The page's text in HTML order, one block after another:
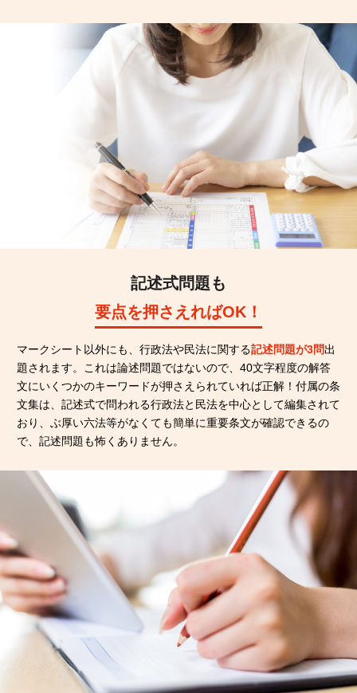
記述式問題も
要点を押さえればOK！
マークシート以外にも、行政法や民法に関する記述問題が3問出
題されます。これは論述問題ではないので、40文字程度の解答
文にいくつかのキーワードが押さえられていれば正解！付属の条
文集は、記述式で問われる行政法と民法を中心として編集されて
おり、ぶ厚い六法等がなくても簡単に重要条文が確認できるの
で、記述問題も怖くありません。